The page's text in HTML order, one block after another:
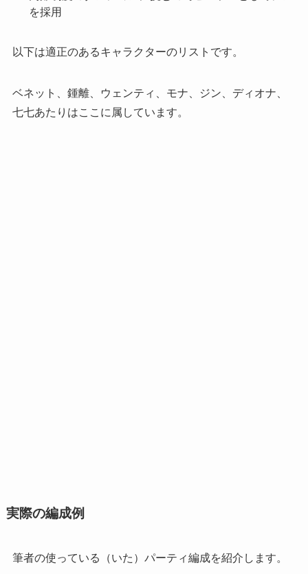
を採用
以下は適正のあるキャラクターのリストです。
ベネット、鍾離、ウェンティ、モナ、ジン、ディオナ、
七七あたりはここに属しています。
実際の編成例
筆者の使っている（いた）パーティ編成を紹介します。